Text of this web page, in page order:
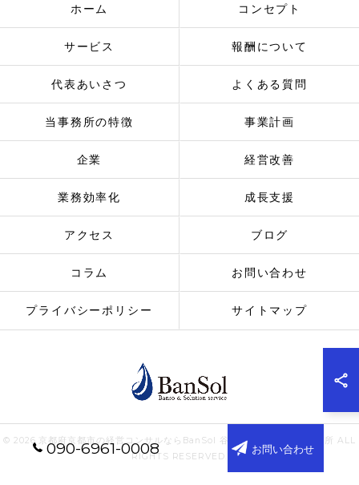
090-6961-0008 お問い合わせ
ホーム コンセプト
サービス 報酬について
代表あいさつ よくある質問
当事務所の特徴 事業計画
企業 経営改善
業務効率化 成長支援
アクセス ブログ
コラム お問い合わせ
プライバシーポリシー サイトマップ
© 2026 京都府京都市の経営コンサルならBanSol 谷口純一公認会計士事務所 ALL
RIGHTS RESERVED.